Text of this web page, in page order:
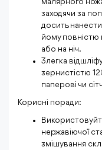
малярного
заходячи за
досить
йому повністю
або на ніч.
Злегка
зернистістю
паперові чи
Корисні поради:
нержавіючої
змішування